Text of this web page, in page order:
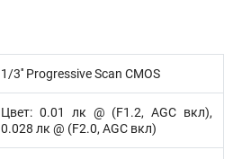
1/3'' Progressive Scan CMOS
Цвет: 0.01 лк @ (F1.2, AGC вкл),
0.028 лк @ (F2.0, AGC вкл)